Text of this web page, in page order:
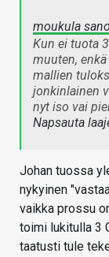
moukula
Kun ei tuota
muuten,
mallien
jonkinlainen
nyt iso vai
Napsauta
Johan tuossa
nykyinen
vaikka prossu
toimi lukitulla 3
taatusti tule